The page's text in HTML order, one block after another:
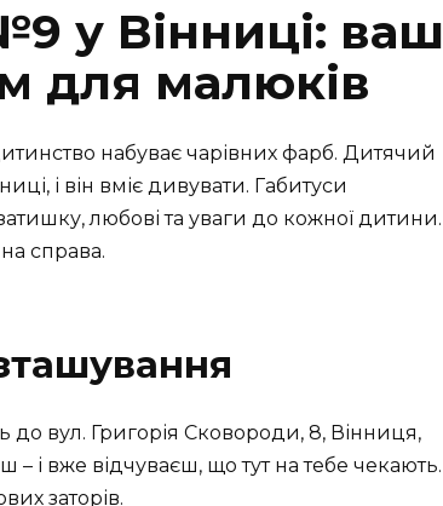
у Вінниці: ваш
для малюків
набуває чарівних фарб. Дитячий
і він вміє дивувати. Габитуси
любові та уваги до кожної дитини.
справа.
вул. Григорія Сковороди, 8, Вінниця,
– і вже відчуваєш, що тут на тебе чекають.
заторів.